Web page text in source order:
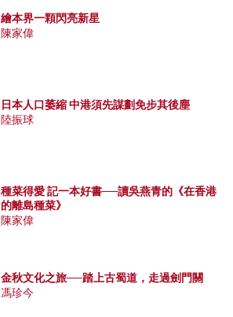
繪本界一顆閃亮新星
陳家偉
日本人口萎縮 中港須先謀劃免步其後塵
陸振球
種菜得愛 記一本好書──讀吳燕青的《在香港
的離島種菜》
陳家偉
金秋文化之旅──踏上古蜀道，走過劍門關
馮珍今